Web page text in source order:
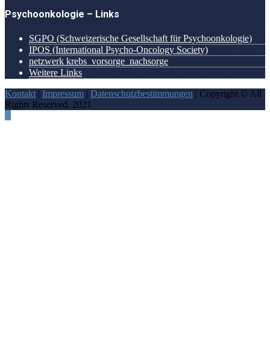
Psychoonkologie – Links
SGPO (Schweizerische Gesellschaft für Psychoonkologie)
IPOS (International Psycho-Oncology Society)
netzwerk krebs_vorsorge_nachsorge
Weitere Links
Kontakt | Impressum | Datenschutzbestimmungen | Copyright © All
Rights Reserved. 2021